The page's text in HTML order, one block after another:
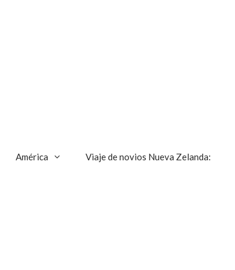
América Viaje de novios Nueva Zelanda: